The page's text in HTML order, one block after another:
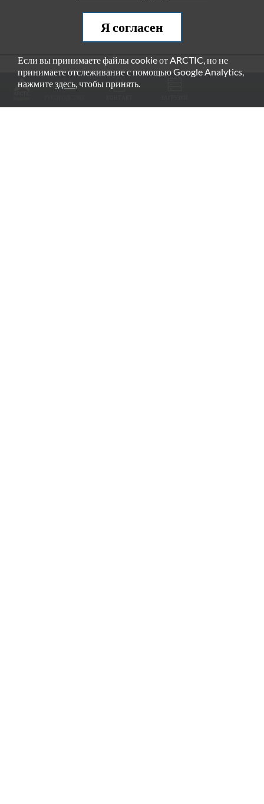
РЕКОМЕНДУЕМЫЕ ПРОДУКТЫ
Я согласен
Если вы принимаете файлы cookie от ARCTIC, но не
принимаете отслеживание с помощью Google Analytics,
нажмитездесь, чтобы принять.